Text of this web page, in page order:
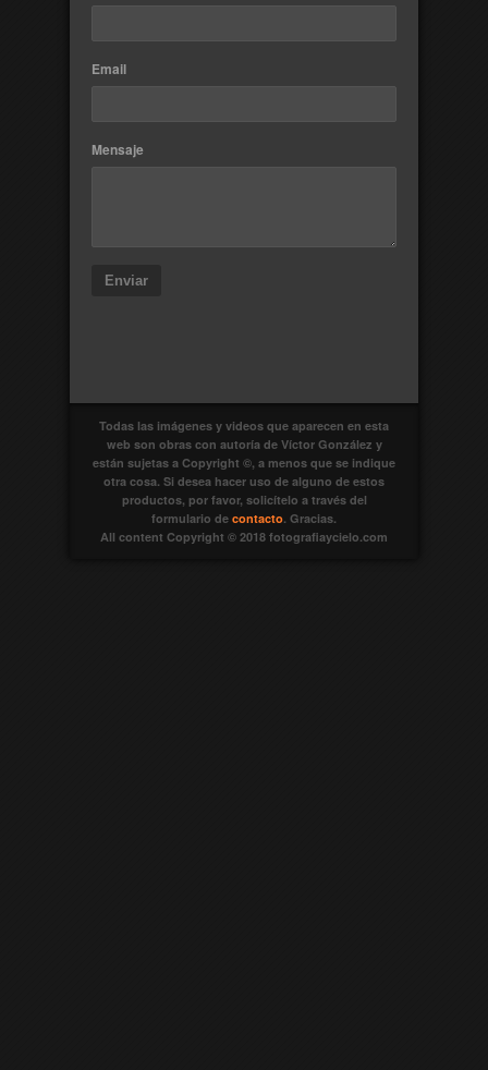
Email
Mensaje
Enviar
Todas las imágenes y videos que aparecen en esta
web son obras con autoría de Víctor González y
están sujetas a Copyright ©, a menos que se indique
otra cosa. Si desea hacer uso de alguno de estos
productos, por favor, solicítelo a través del
formulario de contacto. Gracias.
All content Copyright © 2018 fotografiaycielo.com